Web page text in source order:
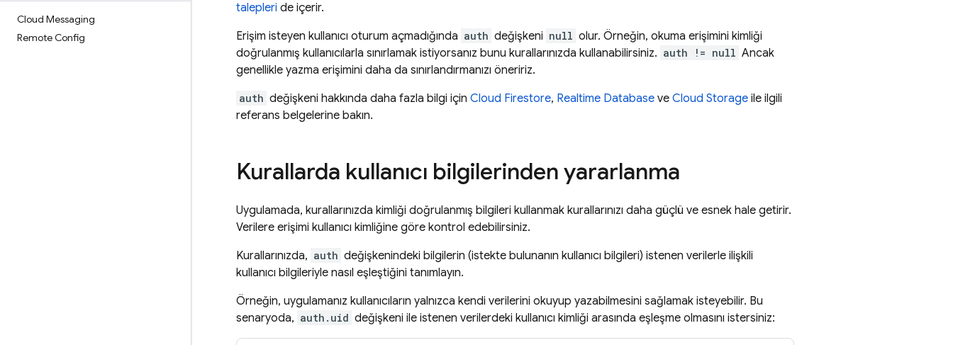
Cloud Messaging
Remote Config
talepleri de içerir.
Erişim isteyen kullanıcı oturum açmadığında auth değişkeni null olur. Örneğin, okuma erişimini kimliği
doğrulanmış kullanıcılarla sınırlamak istiyorsanız bunu kurallarınızda kullanabilirsiniz. auth != null Ancak
genellikle yazma erişimini daha da sınırlandırmanızı öneririz.
auth değişkeni hakkında daha fazla bilgi için Cloud Firestore, Realtime Database ve Cloud Storage ile ilgili
referans belgelerine bakın.
Kurallarda kullanıcı bilgilerinden yararlanma
Uygulamada, kurallarınızda kimliği doğrulanmış bilgileri kullanmak kurallarınızı daha güçlü ve esnek hale getirir.
Verilere erişimi kullanıcı kimliğine göre kontrol edebilirsiniz.
Kurallarınızda, auth değişkenindeki bilgilerin (istekte bulunanın kullanıcı bilgileri) istenen verilerle ilişkili
kullanıcı bilgileriyle nasıl eşleştiğini tanımlayın.
Örneğin, uygulamanız kullanıcıların yalnızca kendi verilerini okuyup yazabilmesini sağlamak isteyebilir. Bu
senaryoda, auth.uid değişkeni ile istenen verilerdeki kullanıcı kimliği arasında eşleşme olmasını istersiniz: